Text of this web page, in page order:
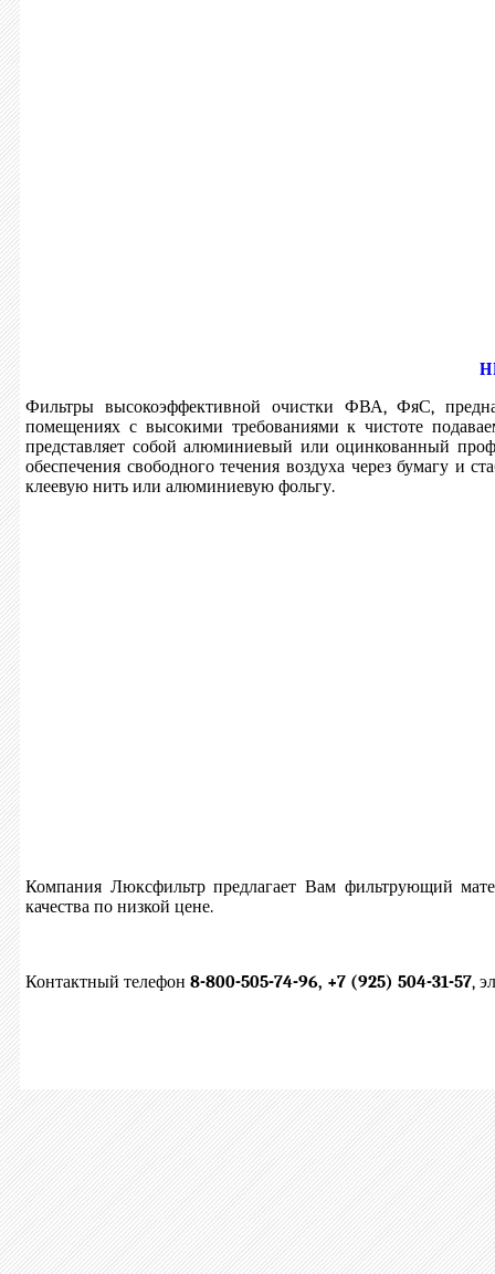
Фильтры высокоэффективной очистки ФВА, ФяС,
помещениях с высокими требованиями к чистоте
представляет собой алюминиевый или оцинкованный
обеспечения свободного течения воздуха через бумагу и
клеевую нить или алюминиевую фольгу.
Компания Люксфильтр предлагает Вам фильтрующий
качества по низкой цене.
Контактный телефон 8-800-505-74-96, +7 (925) 504-31-57,